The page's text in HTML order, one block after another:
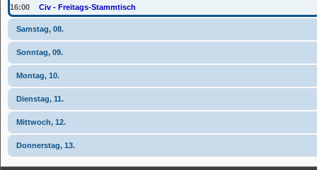
16:00 Civ - Freitags-Stammtisch
Samstag, 08.
Sonntag, 09.
Montag, 10.
Dienstag, 11.
Mittwoch, 12.
Donnerstag, 13.